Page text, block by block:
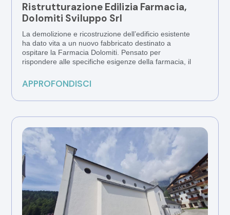
Ristrutturazione Edilizia Farmacia,
Dolomiti Sviluppo Srl
La demolizione e ricostruzione dell’edificio esistente
ha dato vita a un nuovo fabbricato destinato a
ospitare la Farmacia Dolomiti. Pensato per
rispondere alle specifiche esigenze della farmacia, il
APPROFONDISCI